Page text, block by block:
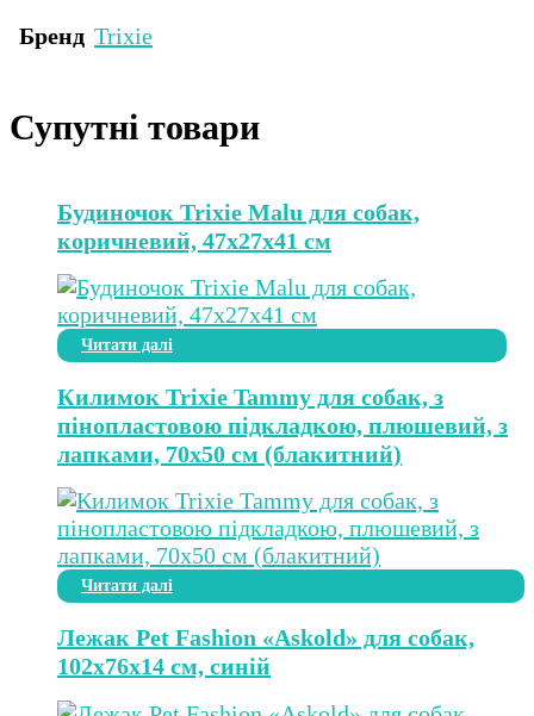
Бренд Trixie
Супутні товари
Будиночок Trixie Malu для собак,
коричневий, 47х27х41 см
Читати далі
Килимок Trixie Tammy для собак, з
пінопластовою підкладкою, плюшевий, з
лапками, 70х50 см (блакитний)
Читати далі
Лежак Pet Fashion «Askold» для собак,
102x76x14 см, синій